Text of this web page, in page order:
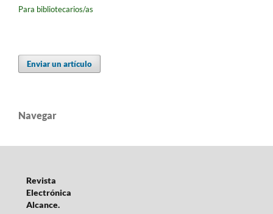
Para bibliotecarios/as
Enviar un artículo
Navegar
Revista
Electrónica
Alcance.